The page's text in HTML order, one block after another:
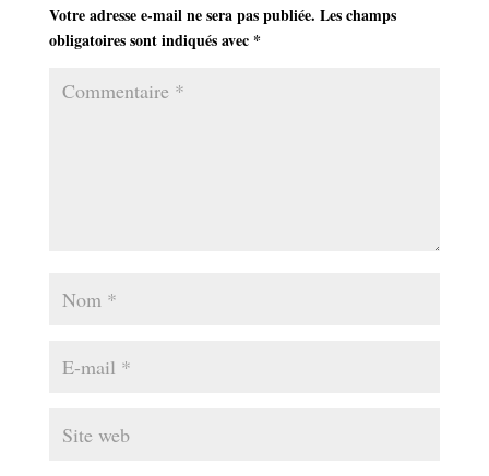
Votre adresse e-mail ne sera pas publiée. Les champs
obligatoires sont indiqués avec *